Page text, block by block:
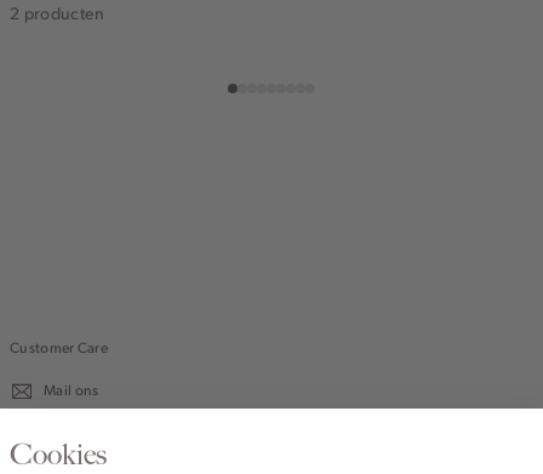
2 producten
Customer Care
Mail ons
020 - 3412 670
Cookies